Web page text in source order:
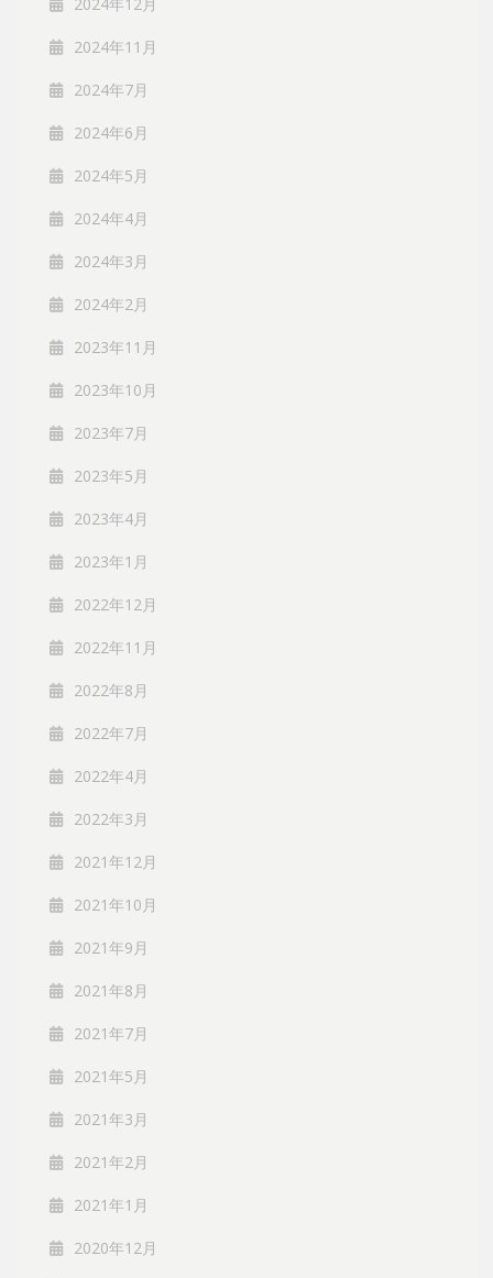
2024年11月
2024年7月
2024年6月
2024年5月
2024年4月
2024年3月
2024年2月
2023年11月
2023年10月
2023年7月
2023年5月
2023年4月
2023年1月
2022年12月
2022年11月
2022年8月
2022年7月
2022年4月
2022年3月
2021年12月
2021年10月
2021年9月
2021年8月
2021年7月
2021年5月
2021年3月
2021年2月
2021年1月
2020年12月